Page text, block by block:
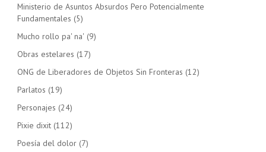
Ministerio de Asuntos Absurdos Pero Potencialmente
Fundamentales (5)
Mucho rollo pa' na' (9)
Obras estelares (17)
ONG de Liberadores de Objetos Sin Fronteras (12)
Parlatos (19)
Personajes (24)
Pixie dixit (112)
Poesía del dolor (7)